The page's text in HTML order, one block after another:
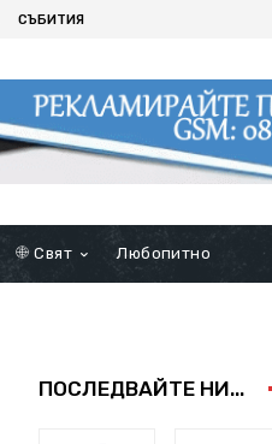
СЪБИТИЯ
Свят Любопитно
ПОСЛЕДВАЙТЕ НИ...